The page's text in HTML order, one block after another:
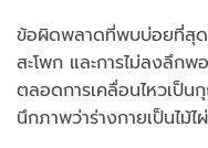
ข้อผิดพลาดที่พบบ่อยที่สุด
สะโพก และการไม่ลงลึก
ตลอดการเคลื่อนไหวเป็
นึกภาพว่าร่างกายเป็นไ